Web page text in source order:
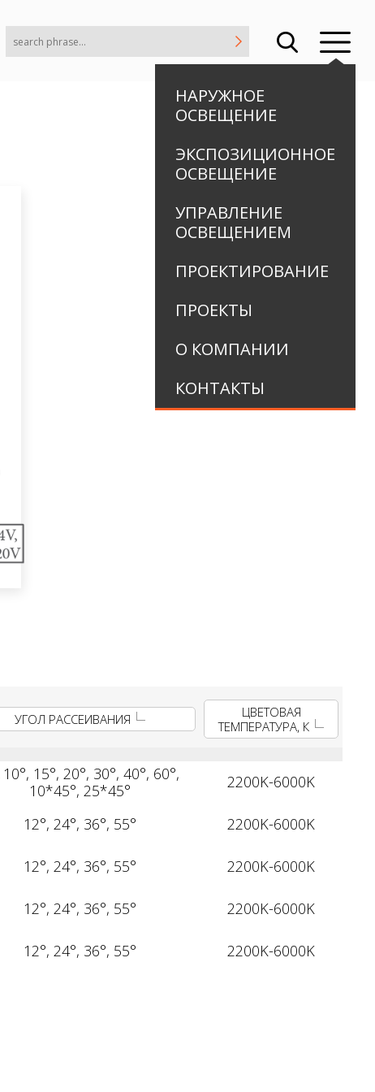
НАРУЖНОЕ
ОСВЕЩЕНИЕ
ЭКСПОЗИЦИОННОЕ
ОСВЕЩЕНИЕ
УПРАВЛЕНИЕ
ОСВЕЩЕНИЕМ
ПРОЕКТИРОВАНИЕ
ПРОЕКТЫ
О КОМПАНИИ
КОНТАКТЫ
УГОЛ РАССЕИВАНИЯ
ЦВЕТОВАЯ
ТЕМПЕРАТУРА, К
10°, 15°, 20°, 30°, 40°, 60°,
10*45°, 25*45°
2200K-6000K
12°, 24°, 36°, 55° 2200K-6000K
12°, 24°, 36°, 55° 2200K-6000K
12°, 24°, 36°, 55° 2200K-6000K
12°, 24°, 36°, 55° 2200K-6000K